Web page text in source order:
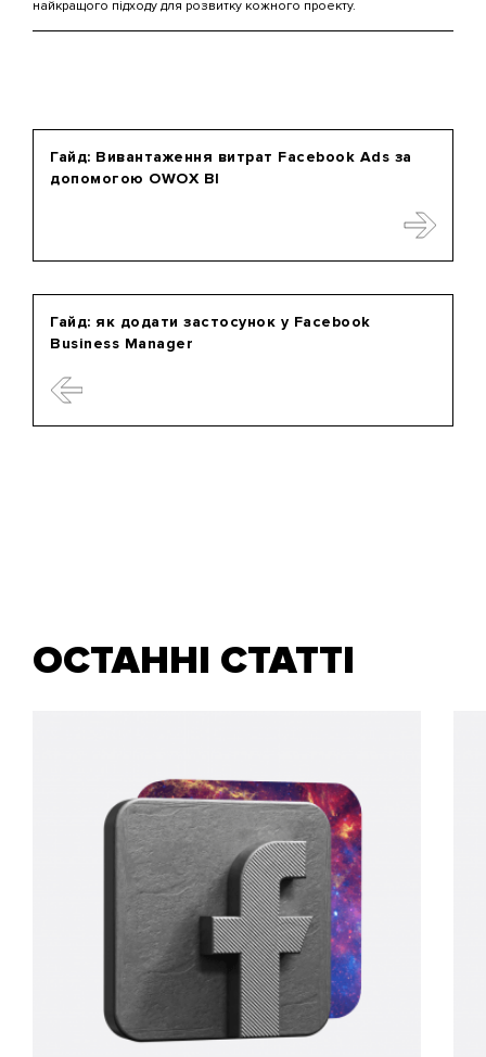
найкращого підходу для розвитку кожного проекту.
Гайд: як додати застосунок у Facebook
Business Manager
Гайд: Вивантаження витрат Facebook Ads за
допомогою OWOX ВІ
ОСТАННІ СТАТТІ